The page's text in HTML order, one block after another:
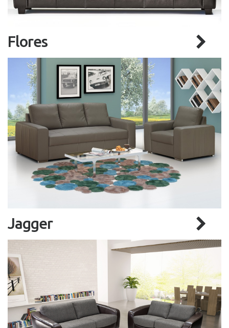
Flores
Jagger